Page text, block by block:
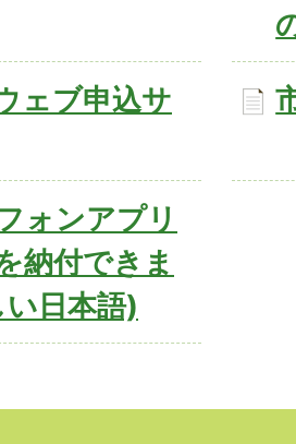
ェブ申込サ
ォンアプリ
納付できま
日本語)